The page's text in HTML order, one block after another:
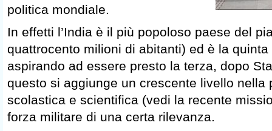
politica mondiale.
In effetti l’India è il più popoloso paese del
quattrocento milioni di abitanti) ed è la
aspirando ad essere presto la terza, dopo
questo si aggiunge un crescente livello nella
scolastica e scientifica (vedi la recente
forza militare di una certa rilevanza.